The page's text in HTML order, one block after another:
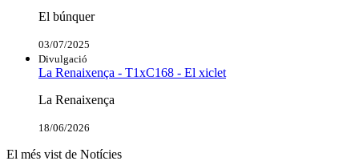
El búnquer
03/07/2025
Divulgació
La Renaixença - T1xC168 - El xiclet
La Renaixença
18/06/2026
El més vist de Notícies